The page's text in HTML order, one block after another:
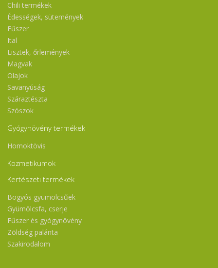
Chili termékek
Édességek, sütemények
Fűszer
Ital
Lisztek, őrlemények
Magvak
Olajok
Savanyúság
Száraztészta
Szószok
Gyógynövény termékek
Homoktövis
Kozmetikumok
Kertészeti termékek
Bogyós gyümölcsűek
Gyümölcsfa, cserje
Fűszer és gyógynövény
Zöldség palánta
Szakirodalom